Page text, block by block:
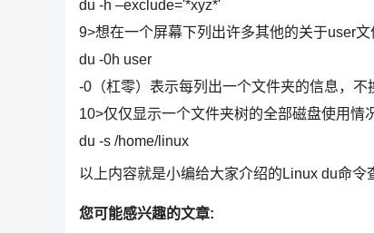
du -h –exclude='*xyz*'
9>想在一个屏幕下列出许多其他的关于user文
du -0h user
-0（杠零）表示每列出一个文件夹的信息，不
10>仅仅显示一个文件夹树的全部磁盘使用情
du -s /home/linux
以上内容就是小编给大家介绍的Linux du命令
您可能感兴趣的文章: